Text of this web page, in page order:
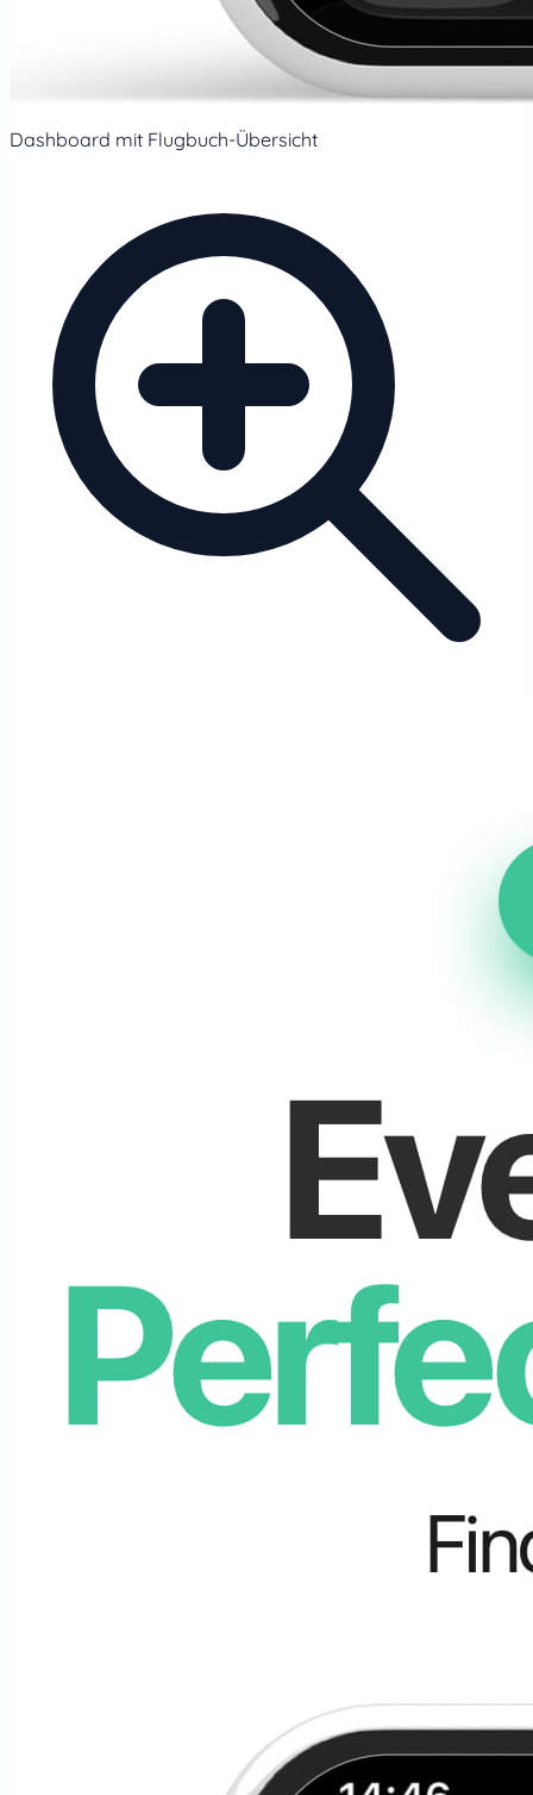
Dashboard mit Flugbuch-Übersicht